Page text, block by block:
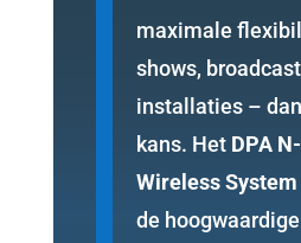
maximale
shows,
installaties –
kans. Het DPA
Wireless System
de hoogwaardige